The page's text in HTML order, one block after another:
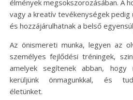
élmények megsokszorozásában. A
vagy a kreatív tevékenységek pedig
és hozzájárulhatnak a belső
Az önismereti munka, legyen az
személyes fejlődési tréningek,
amelyek segítenek abban, hogy
kerüljünk önmagunkkal, és
életünket.